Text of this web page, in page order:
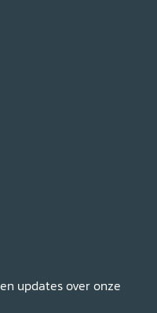
updates over onze